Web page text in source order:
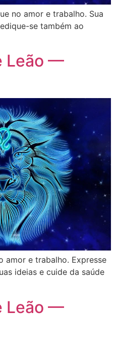
no amor e trabalho. Sua
se também ao
Leão —
amor e trabalho. Expresse
ideias e cuide da saúde
Leão —